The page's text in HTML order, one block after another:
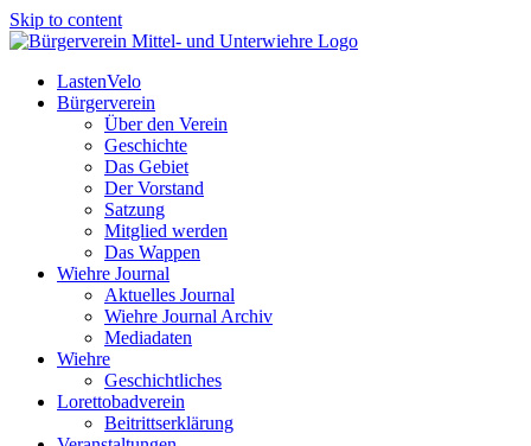
Skip to content
LastenVelo
Bürgerverein
Über den Verein
Geschichte
Das Gebiet
Der Vorstand
Satzung
Mitglied werden
Das Wappen
Wiehre Journal
Aktuelles Journal
Wiehre Journal Archiv
Mediadaten
Wiehre
Geschichtliches
Lorettobadverein
Beitrittserklärung